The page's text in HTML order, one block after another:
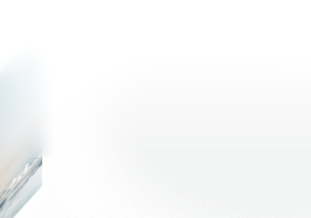
В своей работе я придерживаюсь
этического кодекса, здравого смысла
и всего обширного образования,